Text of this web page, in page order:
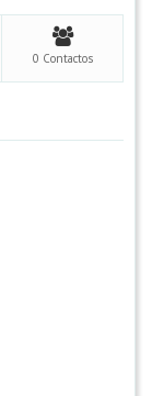
0 Contactos